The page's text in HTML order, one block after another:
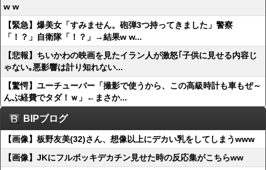
w w
【緊急】爆美女「すみません。砲弾3つ持ってきました」警察
「！？」自衛隊「！？」→結果w w...
【悲報】ちいかわの映画を見たイラン人が激怒｢子供に見せる内容じ
ゃない｡悪影響は計り知れない...
【驚愕】ユーチューバー「撮影で使うから、この高級時計も車もぜ～
んぶ経費でタダ！ｗ」←まさか...
BIPブログ
【画像】板野友美(32)さん、想像以上にデカい乳をしてしまうwww
【画像】JKにフルボッキデカチン見せた時の反応集がこちらww